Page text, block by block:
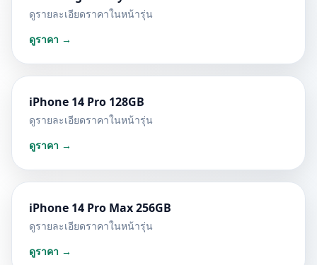
ดูรายละเอียดราคาในหน้ารุ่น
ดูราคา →
iPhone 14 Pro 128GB
ดูรายละเอียดราคาในหน้ารุ่น
ดูราคา →
iPhone 14 Pro Max 256GB
ดูรายละเอียดราคาในหน้ารุ่น
ดูราคา →